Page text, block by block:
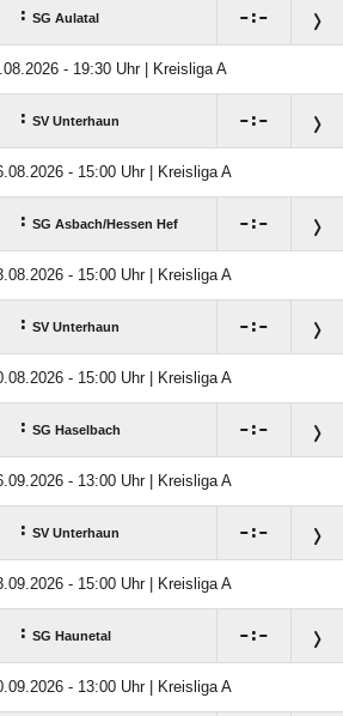
: SG Aulatal :
- 19:30 Uhr | Kreisliga A
: SV Unterhaun :
- 15:00 Uhr | Kreisliga A
: SG Asbach/​Hessen Hef :
- 15:00 Uhr | Kreisliga A
: SV Unterhaun :
- 15:00 Uhr | Kreisliga A
: SG Haselbach :
- 13:00 Uhr | Kreisliga A
: SV Unterhaun :
- 15:00 Uhr | Kreisliga A
: SG Haunetal :
- 13:00 Uhr | Kreisliga A